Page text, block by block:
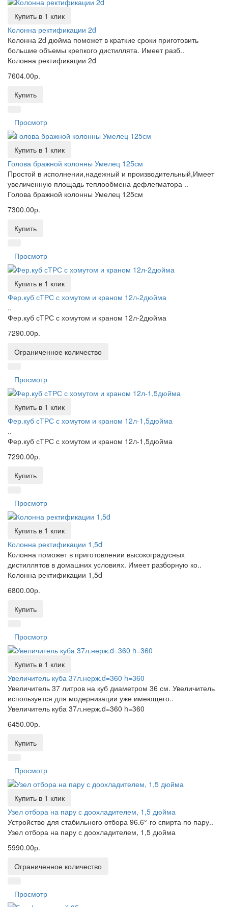
Купить в 1 клик
Колонна ректификации 2d
Колонна 2d дюйма поможет в краткие сроки приготовить
большие объемы крепкого дистиллята. Имеет разб..
Колонна ректификации 2d
7604.00р.
Купить
Просмотр
Купить в 1 клик
Голова бражной колонны Умелец 125см
Простой в исполнении,надежный и производительный,Имеет
увеличенную площадь теплообмена дефлегматора ..
Голова бражной колонны Умелец 125см
7300.00р.
Купить
Просмотр
Купить в 1 клик
Фер.куб сТРС с хомутом и краном 12л-2дюйма
..
Фер.куб сТРС с хомутом и краном 12л-2дюйма
7290.00р.
Ограниченное количество
Просмотр
Купить в 1 клик
Фер.куб сТРС с хомутом и краном 12л-1,5дюйма
..
Фер.куб сТРС с хомутом и краном 12л-1,5дюйма
7290.00р.
Купить
Просмотр
Купить в 1 клик
Колонна ректификации 1,5d
Колонна поможет в приготовлении высокоградусных
дистиллятов в домашних условиях. Имеет разборную ко..
Колонна ректификации 1,5d
6800.00р.
Купить
Просмотр
Купить в 1 клик
Увеличитель куба 37л.нерж.d=360 h=360
Увеличитель 37 литров на куб диаметром 36 см. Увеличитель
используется для модернизации уже имеющего..
Увеличитель куба 37л.нерж.d=360 h=360
6450.00р.
Купить
Просмотр
Купить в 1 клик
Узел отбора на пару с доохладителем, 1,5 дюйма
Устройство для стабильного отбора 96.6°-го спирта по пару..
Узел отбора на пару с доохладителем, 1,5 дюйма
5990.00р.
Ограниченное количество
Просмотр